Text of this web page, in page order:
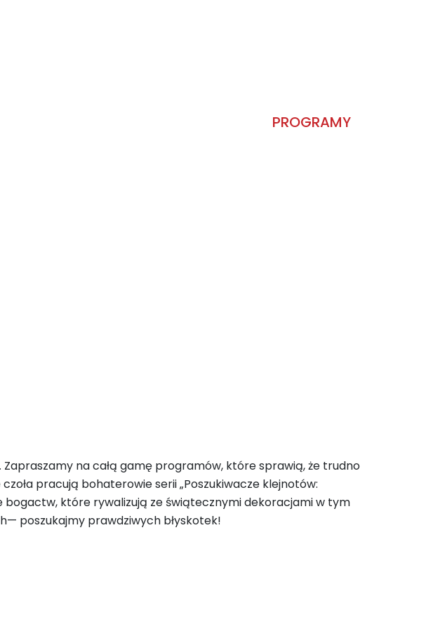
PROGRAMY
na całą gamę programów, które sprawią, że trudno
pracują bohaterowie serii „Poszukiwacze klejnotów:
bogactw, które rywalizują ze świątecznymi dekoracjami w tym
poszukajmy prawdziwych błyskotek!